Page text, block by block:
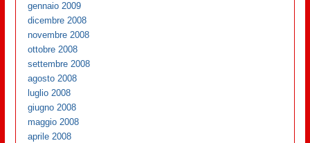
gennaio 2009
dicembre 2008
novembre 2008
ottobre 2008
settembre 2008
agosto 2008
luglio 2008
giugno 2008
maggio 2008
aprile 2008